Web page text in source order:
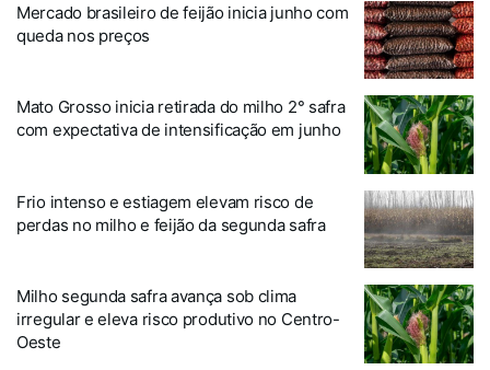
Mercado brasileiro de feijão inicia junho com
queda nos preços
Mato Grosso inicia retirada do milho 2° safra
com expectativa de intensificação em junho
Frio intenso e estiagem elevam risco de
perdas no milho e feijão da segunda safra
Milho segunda safra avança sob clima
irregular e eleva risco produtivo no Centro-
Oeste